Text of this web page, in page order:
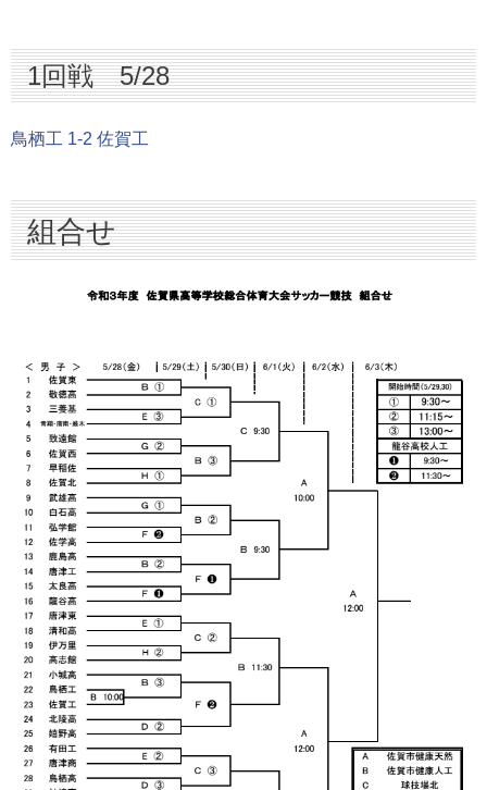
1回戦 5/28
鳥栖工 1-2 佐賀工
組合せ